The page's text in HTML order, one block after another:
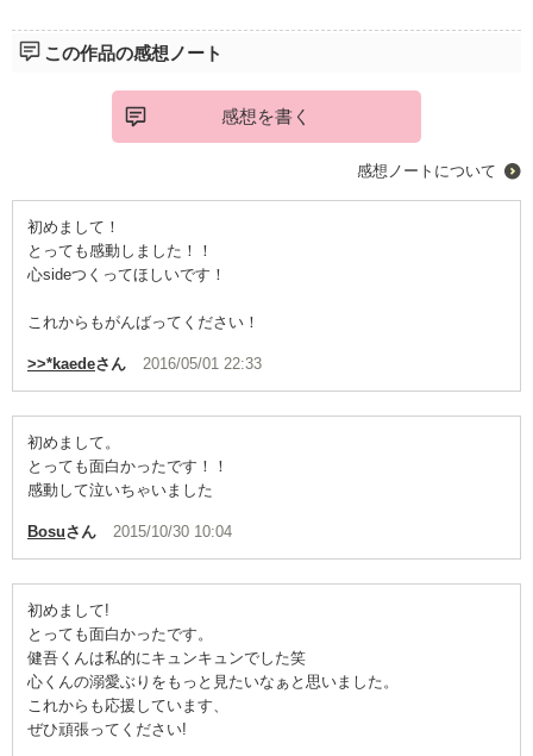
この作品の感想ノート
感想を書く
感想ノートについて
初めまして！
とっても感動しました！！
心sideつくってほしいです！
これからもがんばってください！
>>*kaedeさん 2016/05/01 22:33
初めまして。
とっても面白かったです！！
感動して泣いちゃいました
Bosuさん 2015/10/30 10:04
初めまして!
とっても面白かったです。
健吾くんは私的にキュンキュンでした笑
心くんの溺愛ぶりをもっと見たいなぁと思いました。
これからも応援しています、
ぜひ頑張ってください!